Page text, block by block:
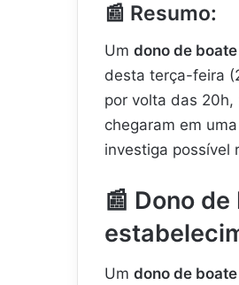
📰 Resumo:
Um dono de boate
desta terça-feira
por volta das 20h,
chegaram em
investiga possível
📰 Dono
Um dono de boate